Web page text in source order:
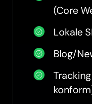
(Core
Lokale
Blog/